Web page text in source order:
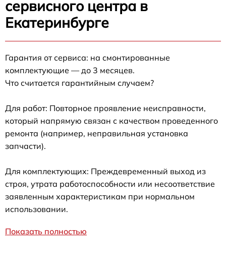
сервисного центра в
Екатеринбурге
Гарантия от сервиса: на смонтированные
комплектующие — до 3 месяцев.
Что считается гарантийным случаем?
Для работ: Повторное проявление неисправности,
который напрямую связан с качеством проведенного
ремонта (например, неправильная установка
запчасти).
Для комплектующих: Преждевременный выход из
строя, утрата работоспособности или несоответствие
заявленным характеристикам при нормальном
использовании.
Показать полностью